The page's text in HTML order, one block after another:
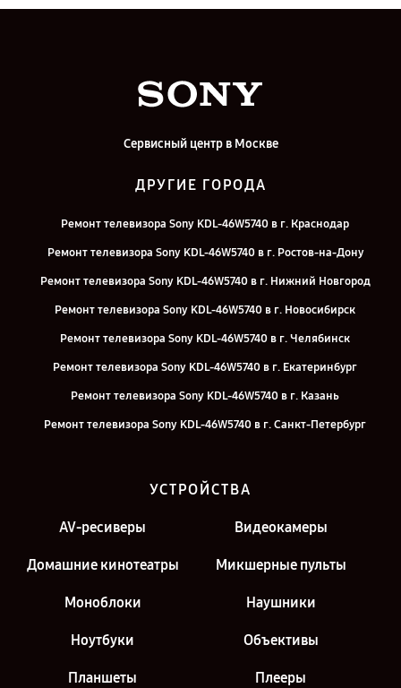
Сервисный центр в Москве
ДРУГИЕ ГОРОДА
Ремонт телевизора Sony KDL-46W5740 в г. Краснодар
Ремонт телевизора Sony KDL-46W5740 в г. Ростов-на-Дону
Ремонт телевизора Sony KDL-46W5740 в г. Нижний Новгород
Ремонт телевизора Sony KDL-46W5740 в г. Новосибирск
Ремонт телевизора Sony KDL-46W5740 в г. Челябинск
Ремонт телевизора Sony KDL-46W5740 в г. Екатеринбург
Ремонт телевизора Sony KDL-46W5740 в г. Казань
Ремонт телевизора Sony KDL-46W5740 в г. Санкт-Петербург
УСТРОЙСТВА
AV-ресиверы Видеокамеры
Домашние кинотеатры Микшерные пульты
Моноблоки Наушники
Ноутбуки Объективы
Планшеты Плееры